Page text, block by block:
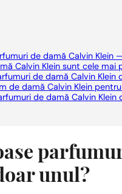
de damă Calvin Klein
Calvin Klein sunt cele
de damă Calvin Klein
de damă Calvin Klein
de damă Calvin Klein
unul?